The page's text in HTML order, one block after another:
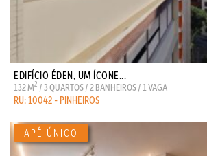
EDIFÍCIO ÉDEN, UM ÍCONE...
132 M2 / 3 QUARTOS / 2 BANHEIROS / 1 VAGA
RU: 10042 - PINHEIROS